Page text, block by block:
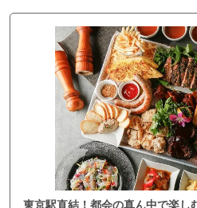
東京駅直結！都会の真ん中で楽し